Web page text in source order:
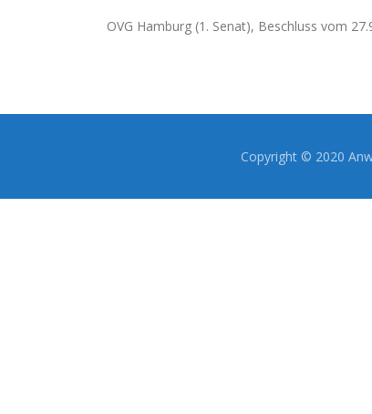
OVG Hamburg (1. Senat), Beschluss vom
Copyright © 2020